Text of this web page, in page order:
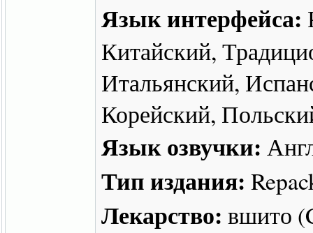
Язык интерфейса:
Китайский,
Итальянский,
Корейский,
Язык озвучки:
Тип издания:
Лекарство: вшито